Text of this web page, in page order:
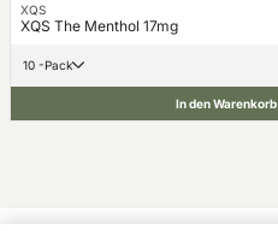
XQS
XQS The Menthol 17mg
10 -Pack
In den Warenkorb